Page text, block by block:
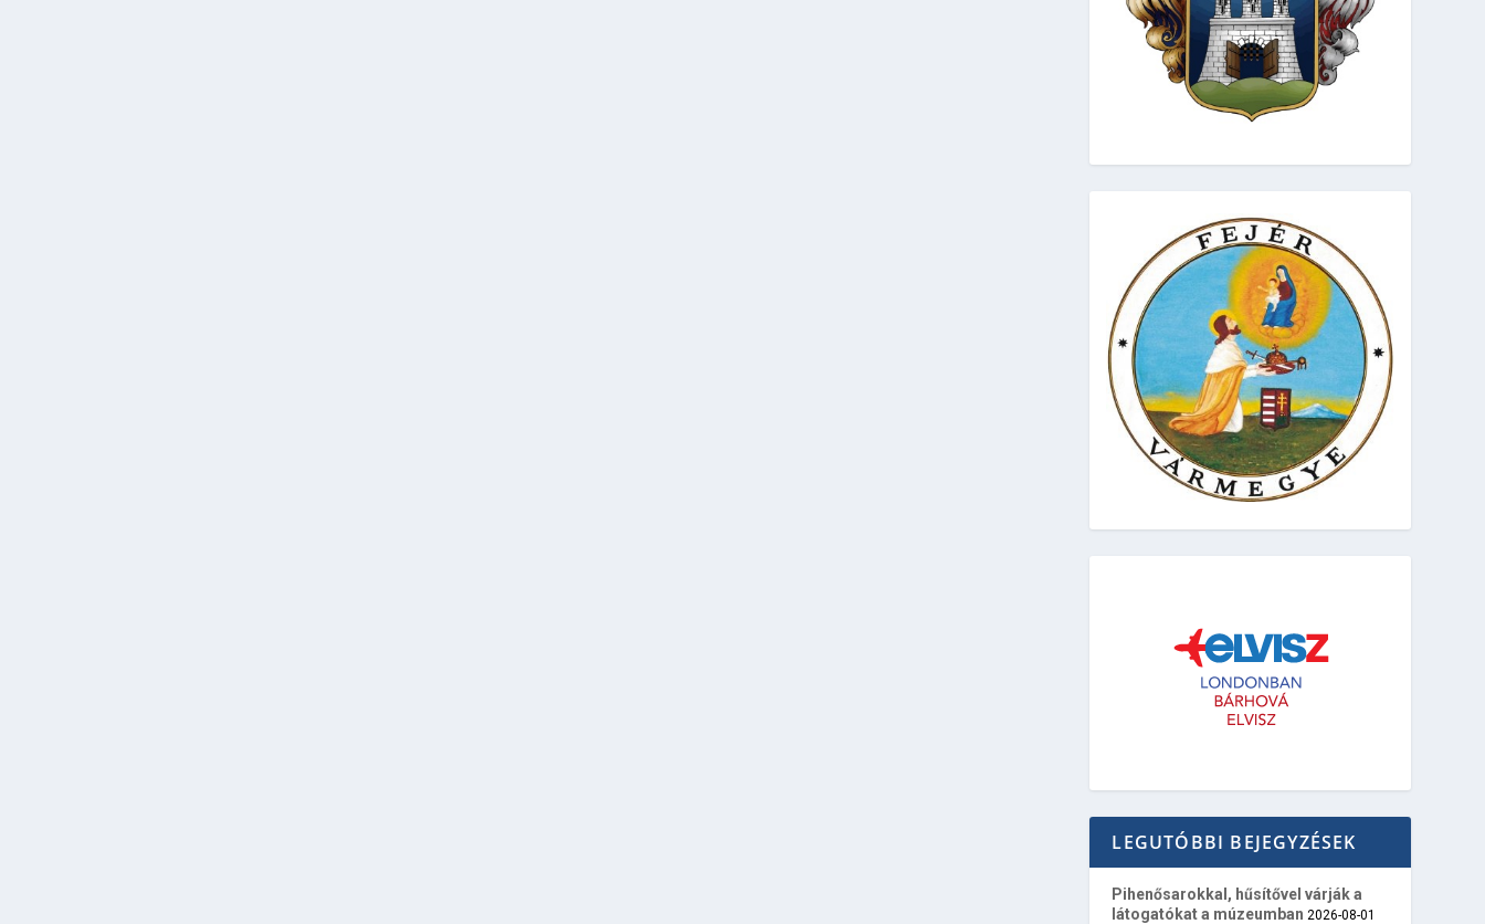
LEGUTÓBBI BEJEGYZÉSEK
Pihenősarokkal, hűsítővel várják a
látogatókat a múzeumban 2026-08-01